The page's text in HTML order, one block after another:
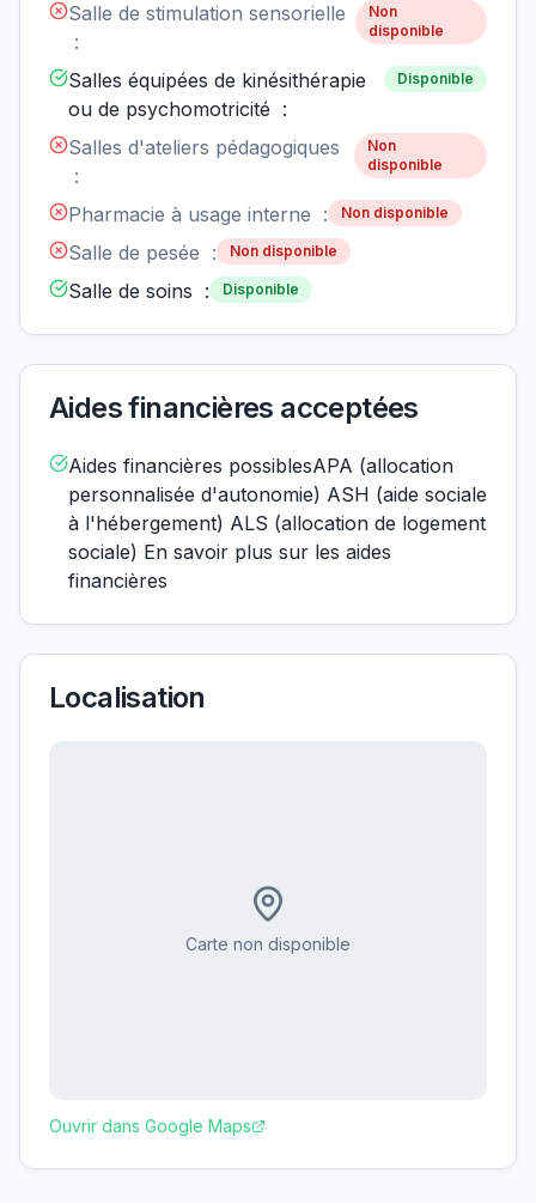
Salle de stimulation sensorielle
:
Non
disponible
Salles équipées de kinésithérapie
ou de psychomotricité :
Disponible
Salles d'ateliers pédagogiques
:
Non
disponible
Pharmacie à usage interne : Non disponible
Salle de pesée : Non disponible
Salle de soins : Disponible
Aides financières acceptées
Aides financières possiblesAPA (allocation
personnalisée d'autonomie) ASH (aide sociale
à l'hébergement) ALS (allocation de logement
sociale) En savoir plus sur les aides
financières
Localisation
Carte non disponible
Ouvrir dans Google Maps